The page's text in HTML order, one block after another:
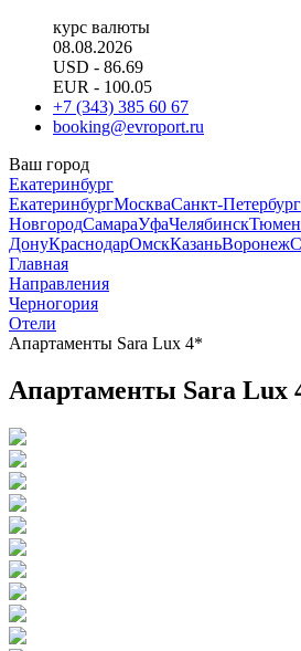
курс валюты
08.08.2026
USD - 86.69
EUR - 100.05
+7 (343) 385 60 67
booking@evroport.ru
Ваш город
Екатеринбург
ЕкатеринбургМоскваСанкт-Петербург
НовгородСамараУфаЧелябинск
ДонуКраснодарОмскКазаньВоронеж
Главная
Направления
Черногория
Отели
Апартаменты Sara Lux 4*
Апартаменты Sara Lux